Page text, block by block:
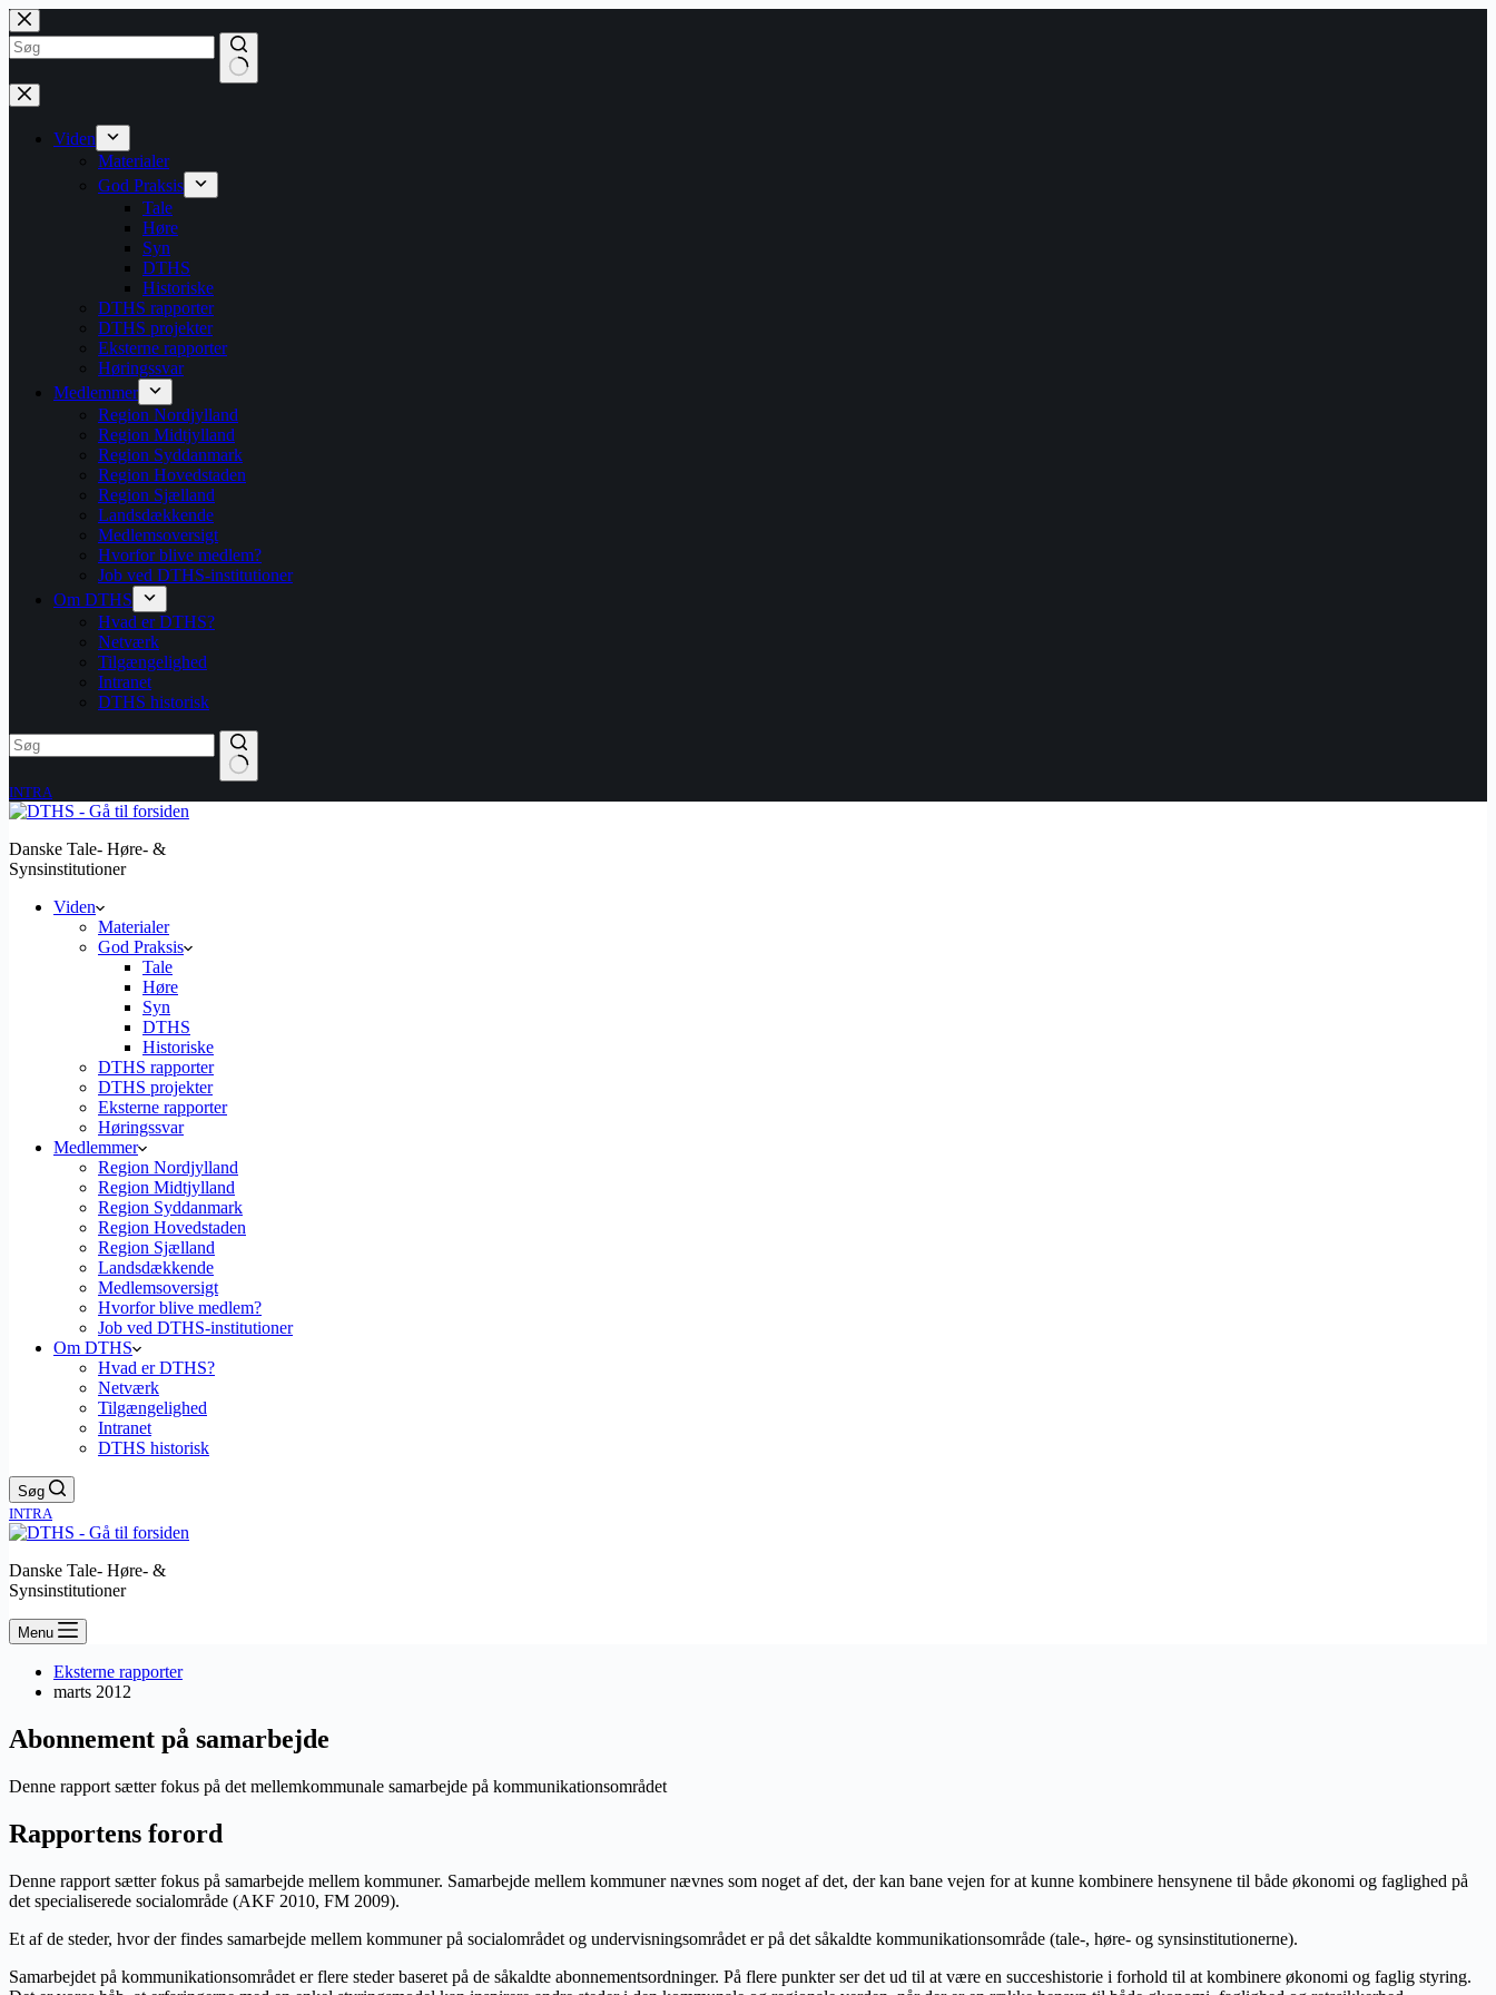
Spring
til
indhold
siden
Ingen
resultater
Viden
Materialer
God Praksis
Tale
Høre
Syn
DTHS
Historiske
DTHS rapporter
DTHS projekter
Eksterne rapporter
Høringssvar
Medlemmer
Region Nordjylland
Region Midtjylland
Region Syddanmark
Region Hovedstaden
Region Sjælland
Landsdækkende
Medlemsoversigt
Hvorfor blive medlem?
Job ved DTHS-institutioner
Om DTHS
Hvad er DTHS?
Netværk
Tilgængelighed
Intranet
DTHS historisk
INTRA
Danske Tale- Høre- &
Synsinstitutioner
Viden
Materialer
God Praksis
Tale
Høre
Syn
DTHS
Historiske
DTHS rapporter
DTHS projekter
Eksterne rapporter
Høringssvar
Medlemmer
Region Nordjylland
Region Midtjylland
Region Syddanmark
Region Hovedstaden
Region Sjælland
Landsdækkende
Medlemsoversigt
Hvorfor blive medlem?
Job ved DTHS-institutioner
Om DTHS
Hvad er DTHS?
Netværk
Tilgængelighed
Intranet
DTHS historisk
Søg
INTRA
Danske Tale- Høre- &
Synsinstitutioner
Menu
Eksterne rapporter
marts 2012
Abonnement på samarbejde
Denne rapport sætter fokus på det mellemkommunale samarbejde på kommunikationsområdet
Rapportens forord
Denne rapport sætter fokus på samarbejde mellem kommuner. Samarbejde mellem kommuner nævnes som noget af det, der kan bane vejen for at kunne kombinere hensynene til både økonomi og faglighed på
det specialiserede socialområde (AKF 2010, FM 2009).
Et af de steder, hvor der findes samarbejde mellem kommuner på socialområdet og undervisningsområdet er på det såkaldte kommunikationsområde (tale-, høre- og synsinstitutionerne).
Samarbejdet på kommunikationsområdet er flere steder baseret på de såkaldte abonnementsordninger. På flere punkter ser det ud til at være en succeshistorie i forhold til at kombinere økonomi og faglig styring.